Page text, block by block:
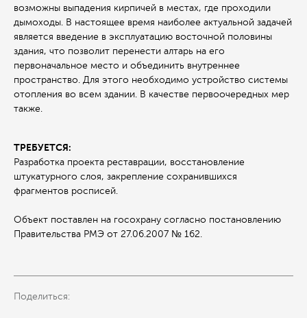
возможны выпадения кирпичей в местах, где проходили
дымоходы. В настоящее время наиболее актуальной задачей
является введение в эксплуатацию восточной половины
здания, что позволит перенести алтарь на его
первоначальное место и объединить внутреннее
пространство. Для этого необходимо устройство системы
отопления во всем здании. В качестве первоочередных мер
также.
ТРЕБУЕТСЯ:
Разработка проекта реставрации, восстановление
штукатурного слоя, закрепление сохранившихся
фрагментов росписей.
Объект поставлен на госохрану согласно постановлению
Правительства РМЭ от 27.06.2007 № 162.
Поделиться: